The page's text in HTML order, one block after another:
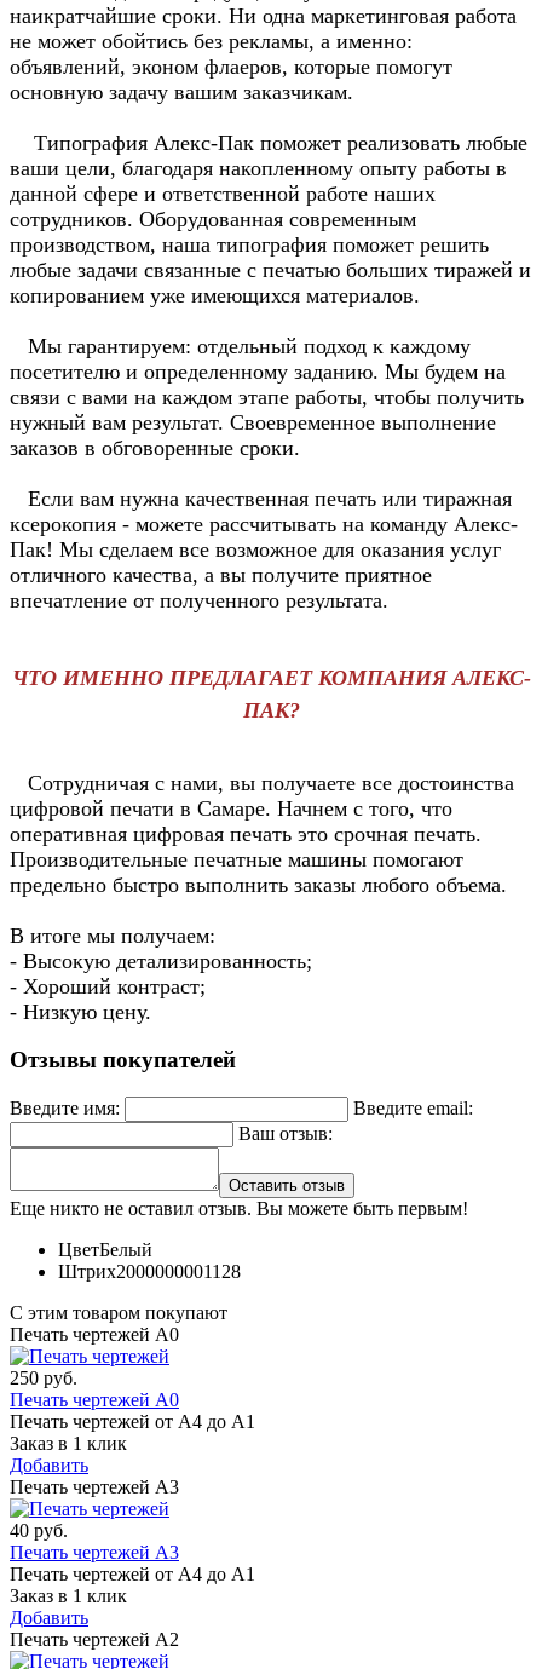
наикратчайшие сроки. Ни одна маркетинговая работа
не может обойтись без рекламы, а именно:
объявлений, эконом флаеров, которые помогут
основную задачу вашим заказчикам.
Типография Алекс-Пак поможет реализовать любые
ваши цели, благодаря накопленному опыту работы в
данной сфере и ответственной работе наших
сотрудников. Оборудованная современным
производством, наша типография поможет решить
любые задачи связанные с печатью больших тиражей и
копированием уже имеющихся материалов.
Мы гарантируем: отдельный подход к каждому
посетителю и определенному заданию. Мы будем на
связи с вами на каждом этапе работы, чтобы получить
нужный вам результат. Своевременное выполнение
заказов в обговоренные сроки.
Если вам нужна качественная печать или тиражная
ксерокопия - можете рассчитывать на команду Алекс-
Пак! Мы сделаем все возможное для оказания услуг
отличного качества, а вы получите приятное
впечатление от полученного результата.
ЧТО ИМЕННО ПРЕДЛАГАЕТ КОМПАНИЯ АЛЕКС-
ПАК?
Сотрудничая с нами, вы получаете все достоинства
цифровой печати в Самаре. Начнем с того, что
оперативная цифровая печать это срочная печать.
Производительные печатные машины помогают
предельно быстро выполнить заказы любого объема.
В итоге мы получаем:
- Высокую детализированность;
- Хороший контраст;
- Низкую цену.
Отзывы покупателей
Введите имя:
Введите email:
Ваш отзыв:
Оставить отзыв
Еще никто не оставил отзыв. Вы можете быть первым!
ЦветБелый
Штрих2000000001128
С этим товаром покупают
Печать чертежей А0
250 руб.
Печать чертежей А0
Печать чертежей от А4 до А1
Заказ в 1 клик
Добавить
Печать чертежей А3
40 руб.
Печать чертежей А3
Печать чертежей от А4 до А1
Заказ в 1 клик
Добавить
Печать чертежей А2